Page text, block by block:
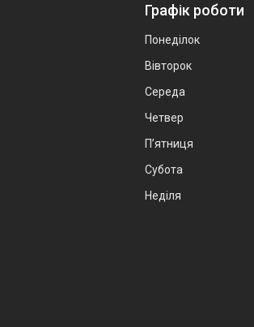
Графік роботи
Понеділок
Вівторок
Середа
Четвер
Пʼятниця
Субота
Неділя